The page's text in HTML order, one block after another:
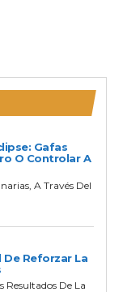
Gafas
O Controlar A
A Través Del
Reforzar La
Resultados De La